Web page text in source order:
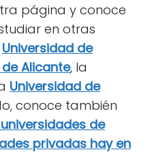
página y conoce
en otras
Universidad de
Alicante, la
Universidad de
conoce también
de
privadas hay en